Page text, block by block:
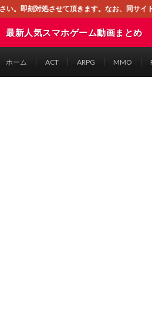
きます。なお、同サイトはGoogleアドセン
最新人気スマホゲーム動画まとめ
ホーム ACT ARPG MMO